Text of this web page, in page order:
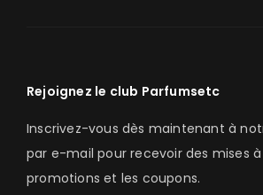
Rejoignez le club Parfumsetc
Inscrivez-vous dès maintenant à
par e-mail pour recevoir des mises à
promotions et les coupons.